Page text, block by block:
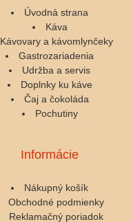
Úvodná strana
Káva
Kávovary a kávomlynčeky
Gastrozariadenia
Udržba a servis
Doplnky ku káve
Čaj a čokoláda
Pochutiny
Informácie
Nákupný košík
Obchodné podmienky
Reklamačný poriadok